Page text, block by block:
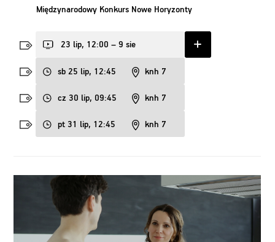
Międzynarodowy Konkurs Nowe Horyzonty
sb 25 lip, 12:45 knh 7
cz 30 lip, 09:45 knh 7
pt 31 lip, 12:45 knh 7
23 lip, 12:00 – 9 sie